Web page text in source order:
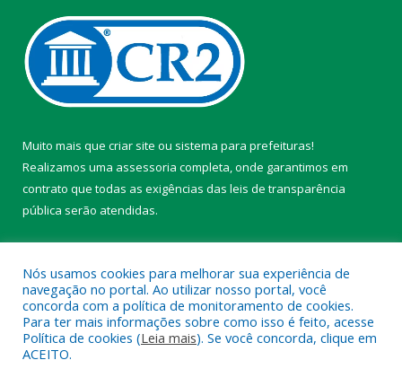
Muito mais que criar site ou sistema para prefeituras!
Realizamos uma assessoria completa, onde garantimos em
contrato que todas as exigências das leis de transparência
pública serão atendidas.
Todos os direitos reservados a Câmara Municipal de Belterra.
Nós usamos cookies para melhorar sua experiência de
navegação no portal. Ao utilizar nosso portal, você
concorda com a política de monitoramento de cookies.
Para ter mais informações sobre como isso é feito, acesse
Política de cookies (Leia mais). Se você concorda, clique em
ACEITO.